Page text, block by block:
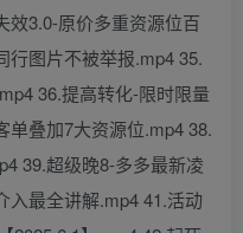
效3.0-原价多重资源位百
行图片不被举报.mp4 35.
36.提高转化-限时限量
单叠加7大资源位.mp4 38.
39.超级晚8-多多最新凌
入最全讲解.mp4 41.活动